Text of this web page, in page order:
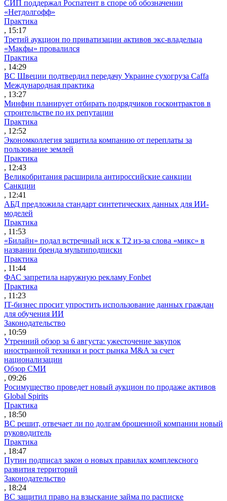
СИП поддержал Роспатент в споре об обозначении
«Нетдолгофф»
Практика
, 15:17
Третий аукцион по приватизации активов экс-владельца
«Макфы» провалился
Практика
, 14:29
ВС Швеции подтвердил передачу Украине сухогруза Caffa
Международная практика
, 13:27
Минфин планирует отбирать подрядчиков госконтрактов в
строительстве по их репутации
Практика
, 12:52
Экономколлегия защитила компанию от переплаты за
пользование землей
Практика
, 12:43
Великобритания расширила антироссийские санкции
Санкции
, 12:41
АБД предложила стандарт синтетических данных для ИИ-
моделей
Практика
, 11:53
«Билайн» подал встречный иск к Т2 из-за слова «микс» в
названии бренда мультиподписки
Практика
, 11:44
ФАС запретила наружную рекламу Fonbet
Практика
, 11:23
IT-бизнес просит упростить использование данных граждан
для обучения ИИ
Законодательство
, 10:59
Утренний обзор за 6 августа: ужесточение закупок
иностранной техники и рост рынка M&A за счет
национализации
Обзор СМИ
, 09:26
Росимущество проведет новый аукцион по продаже активов
Global Spirits
Практика
, 18:50
ВС решит, отвечает ли по долгам брошенной компании новый
руководитель
Практика
, 18:47
Путин подписал закон о новых правилах комплексного
развития территорий
Законодательство
, 18:24
ВС защитил право на взыскание займа по расписке